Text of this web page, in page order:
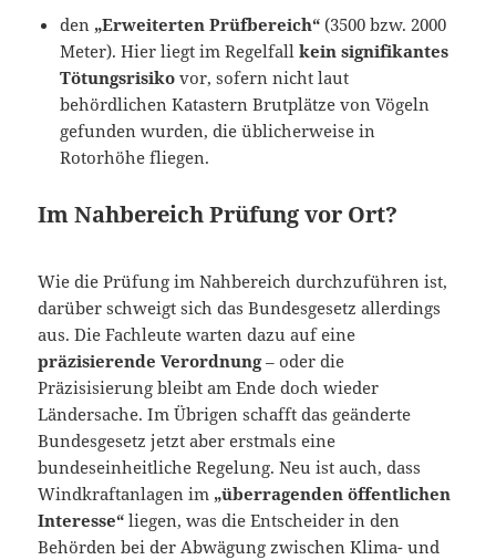
den „Erweiterten Prüfbereich“ (3500 bzw. 2000
Meter). Hier liegt im Regelfallkein signifikantes
Tötungsrisikovor, sofern nicht laut
behördlichen Katastern Brutplätze von Vögeln
gefunden wurden, die üblicherweise in
Rotorhöhe fliegen.
Im Nahbereich Prüfung vor Ort?
Wie die Prüfung im Nahbereich durchzuführen ist,
darüber schweigt sich das Bundesgesetz allerdings
aus. Die Fachleute warten dazu auf eine
präzisierende Verordnung– oder die
Präzisisierung bleibt am Ende doch wieder
Ländersache. Im Übrigen schafft das geänderte
Bundesgesetz jetzt aber erstmals eine
bundeseinheitliche Regelung. Neu ist auch, dass
Windkraftanlagen im „überragenden öffentlichen
Interesse“liegen, was die Entscheider in den
Behörden bei der Abwägung zwischen Klima- und